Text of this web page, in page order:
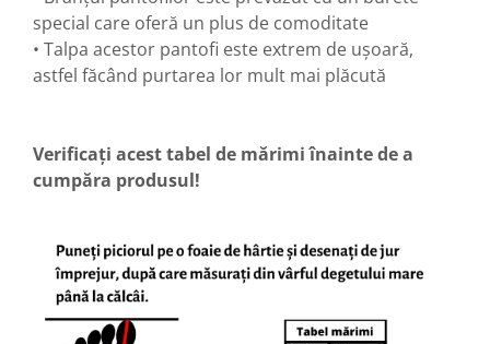
special care oferă un plus de comoditate
• Talpa acestor pantofi este extrem de ușoară,
astfel făcând purtarea lor mult mai plăcută
Verificați acest tabel de mărimi înainte de a
cumpăra produsul!